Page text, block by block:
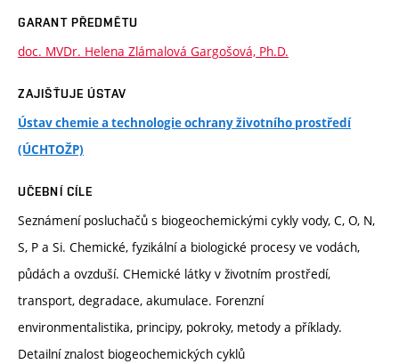
GARANT PŘEDMĚTU
doc. MVDr. Helena Zlámalová Gargošová, Ph.D.
ZAJIŠŤUJE ÚSTAV
Ústav chemie a technologie ochrany životního prostředí
(ÚCHTOŽP)
UČEBNÍ CÍLE
Seznámení posluchačů s biogeochemickými cykly vody, C, O, N,
S, P a Si. Chemické, fyzikální a biologické procesy ve vodách,
půdách a ovzduší. CHemické látky v životním prostředí,
transport, degradace, akumulace. Forenzní
environmentalistika, principy, pokroky, metody a příklady.
Detailní znalost biogeochemických cyklů